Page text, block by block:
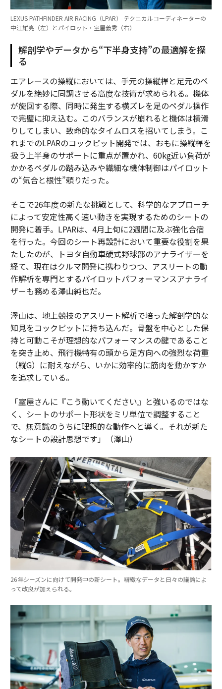
LEXUS PATHFINDER AIR RACING（LPAR） テクニカルコーディネーターの
中江雄亮（左）とパイロット・室屋義秀（右）
解剖学やデータから“下半身支持”の最適解を探
る
エアレースの操縦においては、手元の操縦桿と足元のペ
ダルを絶妙に同調させる高度な技術が求められる。機体
が旋回する際、同時に発生する横ズレを足のペダル操作
で完璧に抑え込む。このバランスが崩れると機体は横滑
りしてしまい、致命的なタイムロスを招いてしまう。こ
れまでのLPARのコックピット開発では、おもに操縦桿を
扱う上半身のサポートに重点が置かれ、60kg近い負荷が
かかるペダルの踏み込みや繊細な機体制御はパイロット
の“気合と根性”頼りだった。
そこで26年度の新たな挑戦として、科学的なアプローチ
によって安定性高く速い動きを実現するためのシートの
開発に着手。LPARは、4月上旬に2週間に及ぶ強化合宿
を行った。今回のシート再設計において重要な役割を果
たしたのが、トヨタ自動車硬式野球部のアナライザーを
経て、現在はクルマ開発に携わりつつ、アスリートの動
作解析を専門とするパイロットパフォーマンスアナライ
ザーも務める澤山純也だ。
澤山は、地上競技のアスリート解析で培った解剖学的な
知見をコックピットに持ち込んだ。骨盤を中心とした保
持と可動こそが理想的なパフォーマンスの鍵であること
を突き止め、飛行機特有の頭から足方向への強烈な荷重
（縦G）に耐えながら、いかに効率的に筋肉を動かすか
を追求している。
「室屋さんに『こう動いてください』と強いるのではな
く、シートのサポート形状をミリ単位で調整すること
で、無意識のうちに理想的な動作へと導く。それが新た
なシートの設計思想です」（澤山）
26年シーズンに向けて開発中の新シート。精緻なデータと日々の議論によ
って改良が加えられる。